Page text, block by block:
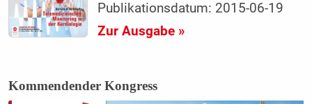
Publikationsdatum: 2015-06-19
Zur Ausgabe »
Kommendender Kongress